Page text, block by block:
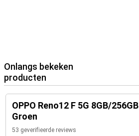
Onlangs bekeken
producten
OPPO Reno12 F 5G 8GB/256GB
Groen
53 geverifieerde reviews